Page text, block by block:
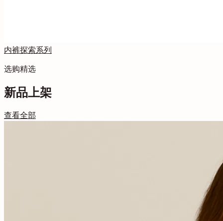
内裤探索系列
选购精选
新品上架
查看全部